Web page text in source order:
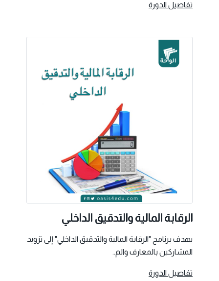
تفاصيل الدورة
الرقابة المالية والتدقيق الداخلي
يهدف برنامج "الرقابة المالية والتدقيق الداخلي" إلى تزويد
المشاركين بالمعارف والم..
تفاصيل الدورة